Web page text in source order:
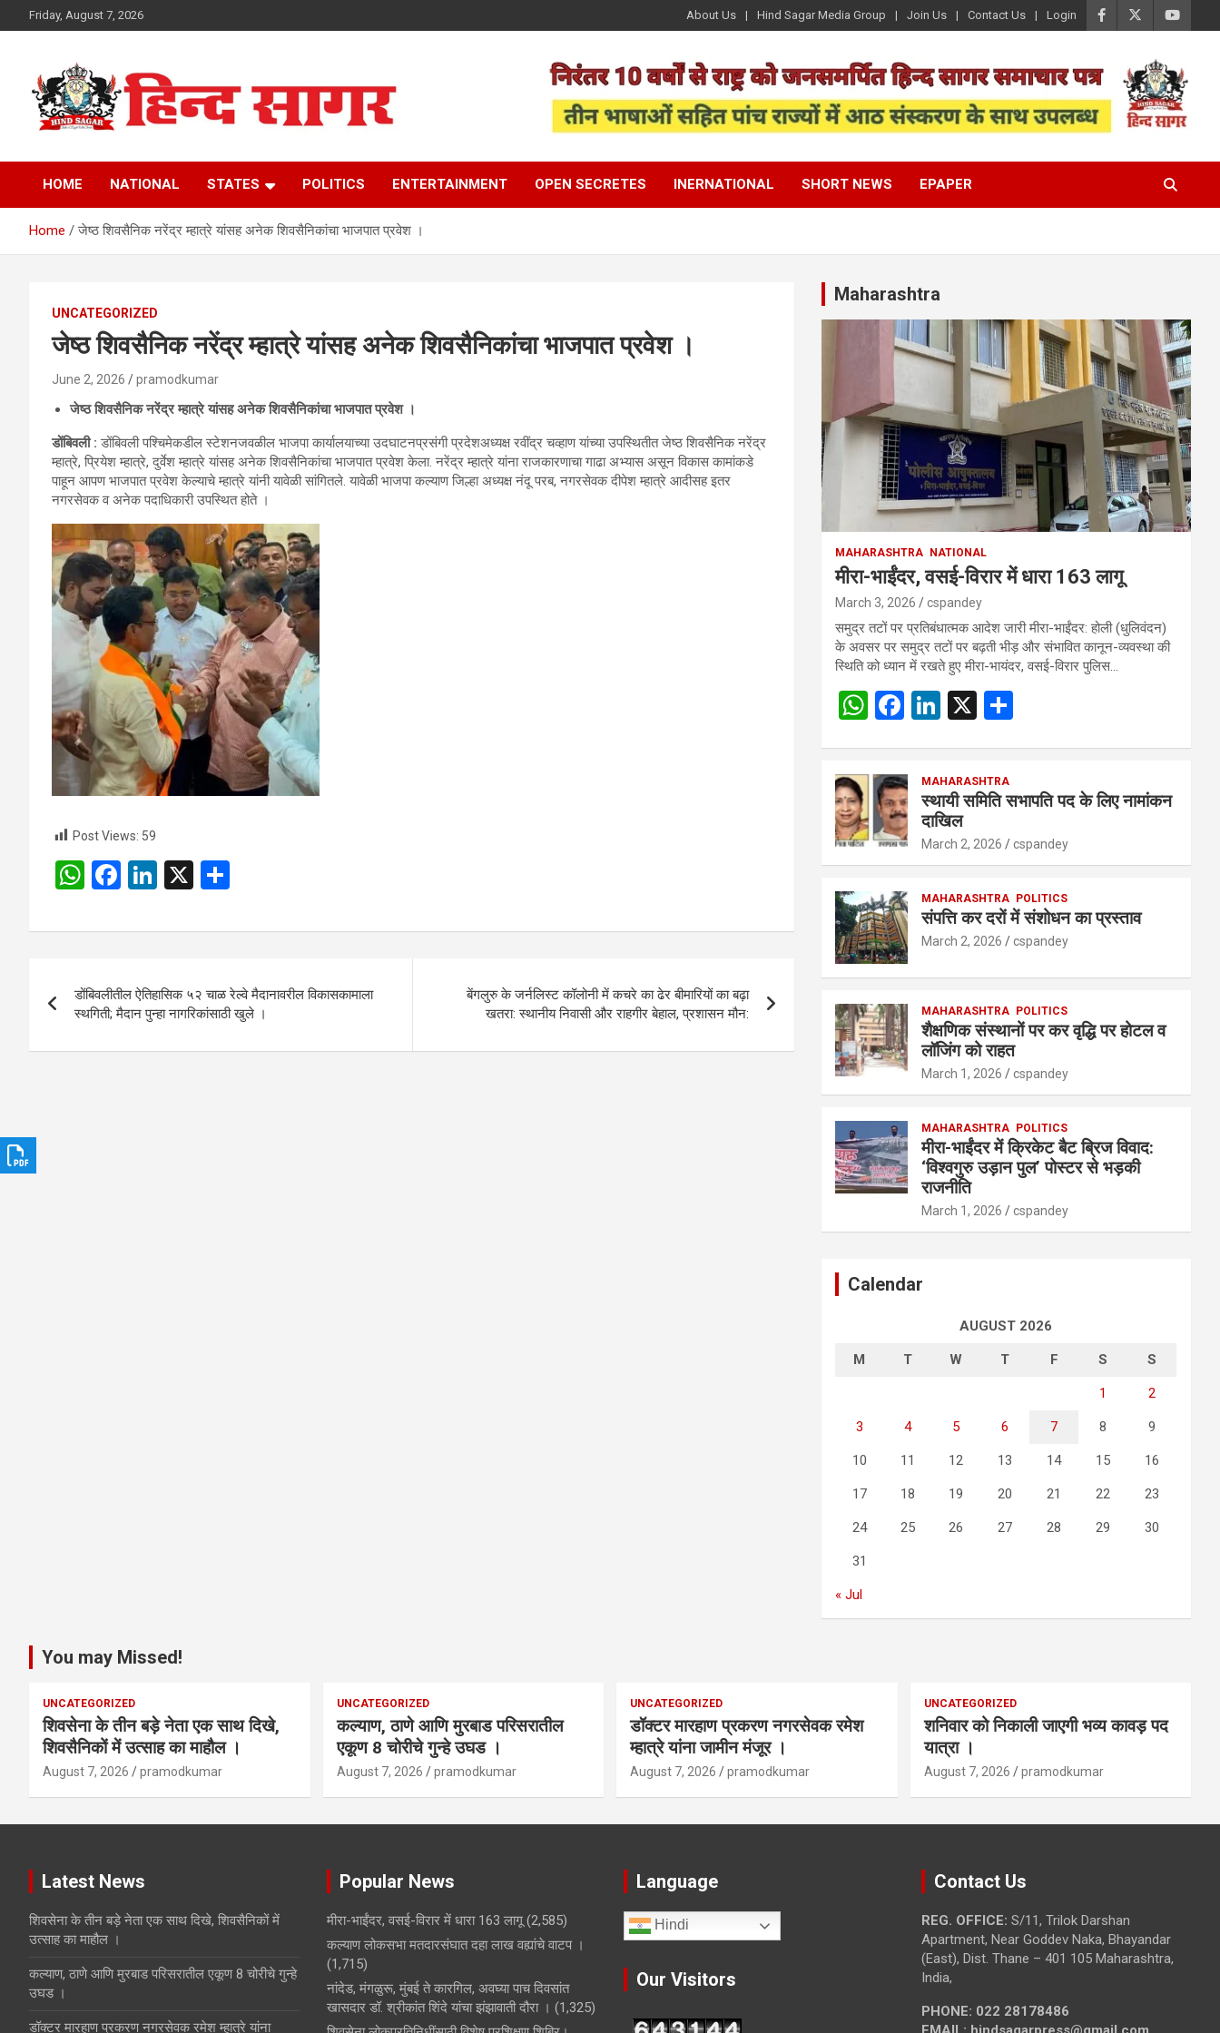
to
Friday, August 7, 2026 About Us Hind Sagar Media Group Join Us Contact Us Login
Hind Sagar
HOME NATIONAL STATES POLITICS ENTERTAINMENT OPEN SECRETES INERNATIONAL SHORT NEWS EPAPER
Home जेष्ठ शिवसैनिक नरेंद्र म्हात्रे यांसह अनेक शिवसैनिकांचा भाजपात प्रवेश ।
UNCATEGORIZED
जेष्ठ शिवसैनिक नरेंद्र म्हात्रे यांसह अनेक शिवसैनिकांचा भाजपात प्रवेश ।
June 2, 2026 pramodkumar
जेष्ठ शिवसैनिक नरेंद्र म्हात्रे यांसह अनेक शिवसैनिकांचा भाजपात प्रवेश ।
डोंबिवली : डोंबिवली पश्चिमेकडील स्टेशनजवळील भाजपा कार्यालयाच्या उदघाटनप्रसंगी प्रदेशअध्यक्ष रवींद्र चव्हाण यांच्या उपस्थितीत जेष्ठ शिवसैनिक नरेंद्र
म्हात्रे, प्रियेश म्हात्रे, दुर्वेश म्हात्रे यांसह अनेक शिवसैनिकांचा भाजपात प्रवेश केला. नरेंद्र म्हात्रे यांना राजकारणाचा गाढा अभ्यास असून विकास कामांकडे
पाहून आपण भाजपात प्रवेश केल्याचे म्हात्रे यांनी यावेळी सांगितले. यावेळी भाजपा कल्याण जिल्हा अध्यक्ष नंदू परब, नगरसेवक दीपेश म्हात्रे आदीसह इतर
नगरसेवक व अनेक पदाधिकारी उपस्थित होते ।
Post Views: 59
W
at
A
p
p
F
ce
o
o
k
Li
ke
n
X
ar
navigation
डोंबिवलीतील ऐतिहासिक ५२ चाळ रेल्वे मैदानावरील विकासकामाला
स्थगिती; मैदान पुन्हा नागरिकांसाठी खुले ।
बेंगलुरु के जर्नलिस्ट कॉलोनी में कचरे का ढेर बीमारियों का बढ़ा
खतरा: स्थानीय निवासी और राहगीर बेहाल, प्रशासन मौन:
Maharashtra
MAHARASHTRA NATIONAL
मीरा-भाईंदर, वसई-विरार में धारा 163 लागू
March 3, 2026 cspandey
समुद्र तटों पर प्रतिबंधात्मक आदेश जारी मीरा-भाईंदर: होली (धुलिवंदन)
के अवसर पर समुद्र तटों पर बढ़ती भीड़ और संभावित कानून-व्यवस्था की
स्थिति को ध्यान में रखते हुए मीरा-भायंदर, वसई-विरार पुलिस…
W
s
A
p
F
b
o
o
Li
dI
n
X
e
MAHARASHTRA
स्थायी समिति सभापति पद के लिए नामांकन
दाखिल
March 2, 2026 cspandey
MAHARASHTRA POLITICS
संपत्ति कर दरों में संशोधन का प्रस्ताव
March 2, 2026 cspandey
MAHARASHTRA POLITICS
शैक्षणिक संस्थानों पर कर वृद्धि पर होटल व
लॉजिंग को राहत
March 1, 2026 cspandey
MAHARASHTRA POLITICS
मीरा-भाईंदर में क्रिकेट बैट ब्रिज विवाद:
‘विश्वगुरु उड़ान पुल’ पोस्टर से भड़की
राजनीति
March 1, 2026 cspandey
Calendar
AUGUST 2026
M T W T F S S
1 2
3 4 5 6 7 8 9
10 11 12 13 14 15 16
17 18 19 20 21 22 23
24 25 26 27 28 29 30
31
« Jul
You may Missed!
UNCATEGORIZED
शिवसेना के तीन बड़े नेता एक साथ दिखे,
शिवसैनिकों में उत्साह का माहौल ।
August 7, 2026 pramodkumar
UNCATEGORIZED
कल्याण, ठाणे आणि मुरबाड परिसरातील
एकूण 8 चोरीचे गुन्हे उघड ।
August 7, 2026 pramodkumar
UNCATEGORIZED
डॉक्टर मारहाण प्रकरण नगरसेवक रमेश
म्हात्रे यांना जामीन मंजूर ।
August 7, 2026 pramodkumar
UNCATEGORIZED
शनिवार को निकाली जाएगी भव्य कावड़ पद
यात्रा ।
August 7, 2026 pramodkumar
Latest News
शिवसेना के तीन बड़े नेता एक साथ दिखे, शिवसैनिकों में
उत्साह का माहौल ।
कल्याण, ठाणे आणि मुरबाड परिसरातील एकूण 8 चोरीचे गुन्हे
उघड ।
डॉक्टर मारहाण प्रकरण नगरसेवक रमेश म्हात्रे यांना
Popular News
मीरा-भाईंदर, वसई-विरार में धारा 163 लागू (2,585)
कल्याण लोकसभा मतदारसंघात दहा लाख वह्यांचे वाटप ।
(1,715)
नांदेड, मंगळुरू, मुंबई ते कारगिल, अवघ्या पाच दिवसांत
खासदार डॉ. श्रीकांत शिंदे यांचा झंझावाती दौरा । (1,325)
Language
Hindi
Our Visitors
Contact Us
REG. OFFICE: S/11, Trilok Darshan
Apartment, Near Goddev Naka, Bhayandar
(East), Dist. Thane – 401 105 Maharashtra,
India,
PHONE: 022 28178486